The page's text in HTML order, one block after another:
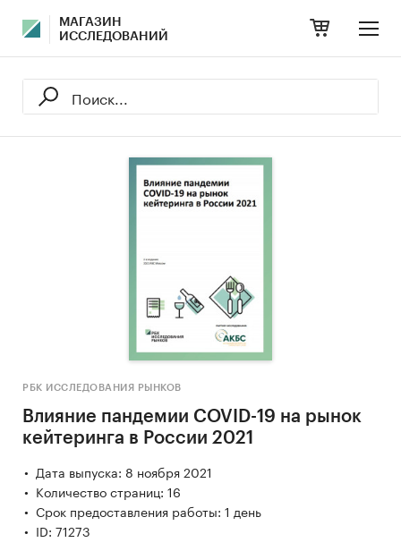
МАГАЗИН
ИССЛЕДОВАНИЙ
РБК ИССЛЕДОВАНИЯ РЫНКОВ
Влияние пандемии COVID-19 на рынок
кейтеринга в России 2021
Дата выпуска: 8 ноября 2021
Количество страниц: 16
Срок предоставления работы: 1 день
ID: 71273